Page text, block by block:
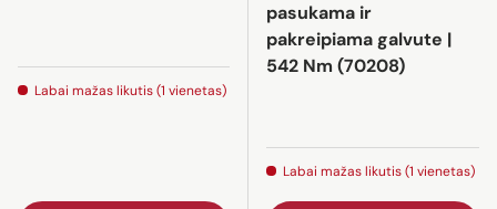
Labai mažas likutis (1 vienetas)
pasukama ir
pakreipiama galvute |
542 Nm (70208)
Labai mažas likutis (1 vienetas)